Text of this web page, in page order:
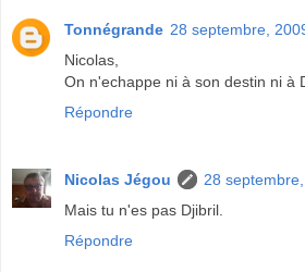
Tonnégrande 28 septembre,
Nicolas,
On n'echappe ni à son destin ni à
Répondre
Nicolas Jégou
28
Mais tu n'es pas Djibril.
Répondre